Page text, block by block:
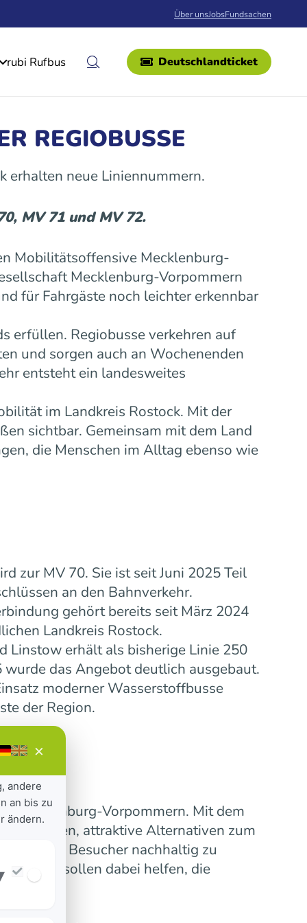
Über unsJobsFundsachen
rubi Rufbus Deutschlandticket
REGIOBUSSE
erhalten neue Liniennummern.
MV 71 und MV 72.
Mobilitätsoffensive Mecklenburg-
Mecklenburg-Vorpommern
für Fahrgäste noch leichter erkennbar
erfüllen. Regiobusse verkehren auf
und sorgen auch an Wochenenden
entsteht ein landesweites
im Landkreis Rostock. Mit der
sichtbar. Gemeinsam mit dem Land
die Menschen im Alltag ebenso wie
zur MV 70. Sie ist seit Juni 2025 Teil
an den Bahnverkehr.
gehört bereits seit März 2024
Landkreis Rostock.
Linstow erhält als bisherige Linie 250
das Angebot deutlich ausgebaut.
moderner Wasserstoffbusse
der Region.
Mecklenburg-Vorpommern. Mit dem
verbinden, attraktive Alternativen zum
und Besucher nachhaltig zu
sollen dabei helfen, die
×
andere
an bis zu
ändern.